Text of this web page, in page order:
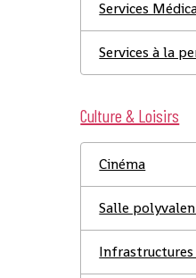
Services
Services à la
Culture & Loisirs
Cinéma
Salle